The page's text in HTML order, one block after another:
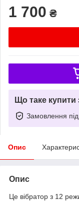
1 700 ₴
Що таке
Замовлення
Опис
Опис
Це вібратор з 12